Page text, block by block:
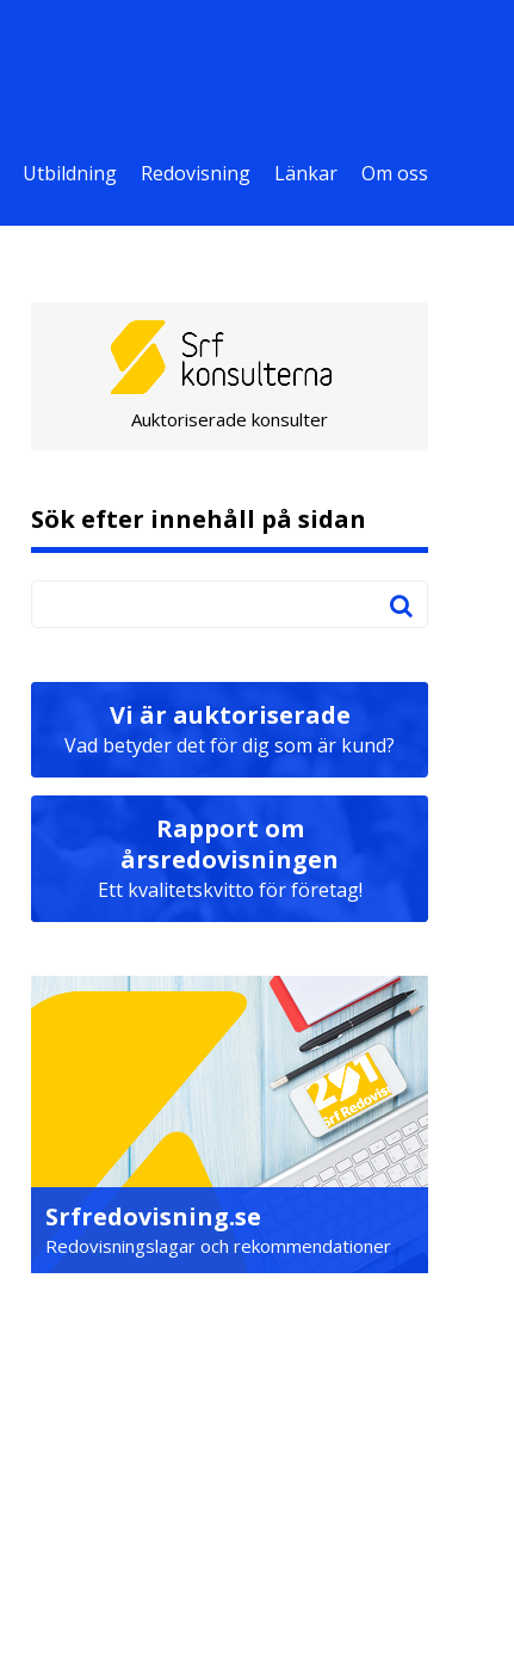
Utbildning Redovisning Länkar Om oss
Auktoriserade konsulter
Sök efter innehåll på sidan
Vi är auktoriserade
Vad betyder det för dig som är kund?
Rapport om
årsredovisningen
Ett kvalitetskvitto för företag!
Srfredovisning.se
Redovisningslagar och rekommendationer